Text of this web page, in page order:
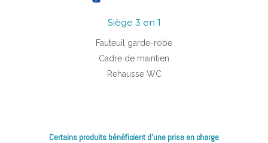
Siège 3 en 1
Fauteuil garde-robe
Cadre de maintien
Rehausse WC
Certains produits bénéficient d’une prise en charge